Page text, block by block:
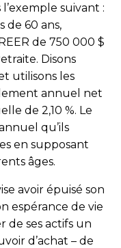
suivant :
de 60 ans,
de 750 000 $
Disons
utilisons les
annuel net
de 2,10 %. Le
qu’ils
en supposant
âges.
avoir épuisé son
espérance de vie
de ses actifs un
d’achat – de